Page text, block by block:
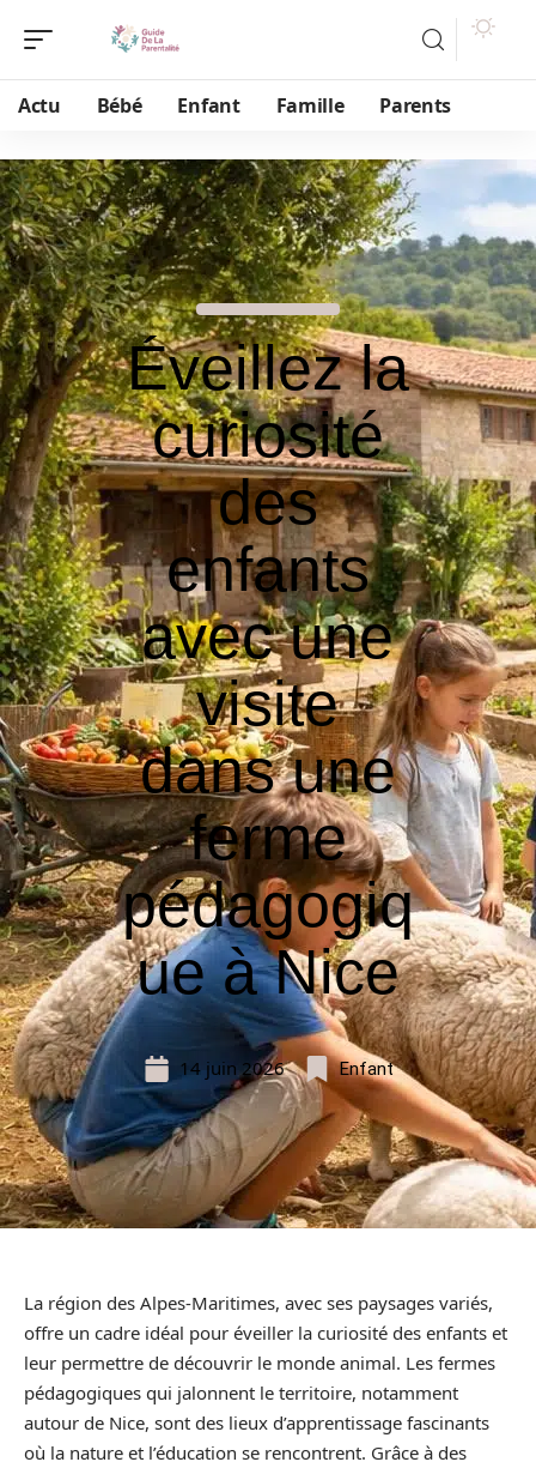
Actu Bébé Enfant Famille Parents
Éveillez la
curiosité
des
enfants
avec une
visite
dans une
ferme
pédagogiq
ue à Nice
14 juin 2026 Enfant
La région des Alpes-Maritimes, avec ses paysages variés,
offre un cadre idéal pour éveiller la curiosité des enfants et
leur permettre de découvrir le monde animal. Les fermes
pédagogiques qui jalonnent le territoire, notamment
autour de Nice, sont des lieux d’apprentissage fascinants
où la nature et l’éducation se rencontrent. Grâce à des